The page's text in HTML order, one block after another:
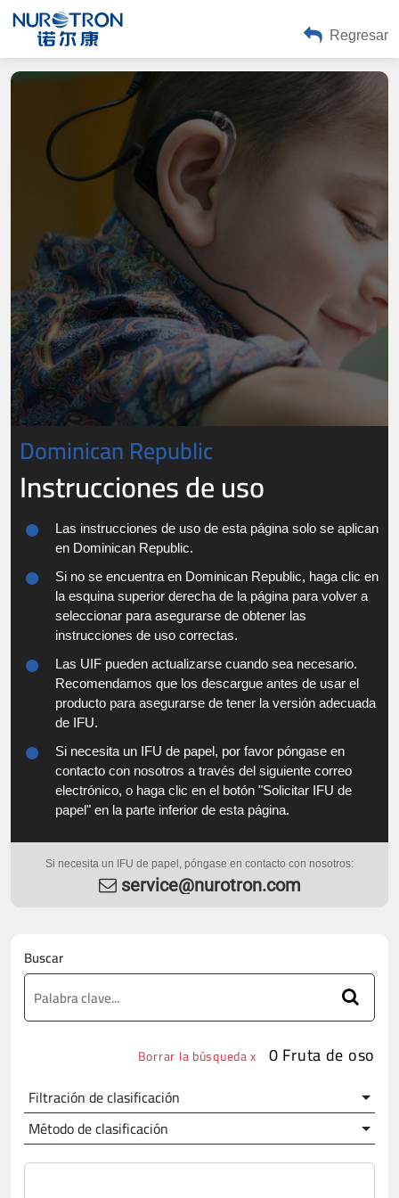
Regresar
Dominican Republic
Instrucciones de uso
Las instrucciones de uso de esta página solo se aplican
en Dominican Republic.
Si no se encuentra en Dominican Republic, haga clic en
la esquina superior derecha de la página para volver a
seleccionar para asegurarse de obtener las
instrucciones de uso correctas.
Las UIF pueden actualizarse cuando sea necesario.
Recomendamos que los descargue antes de usar el
producto para asegurarse de tener la versión adecuada
de IFU.
Si necesita un IFU de papel, por favor póngase en
contacto con nosotros a través del siguiente correo
electrónico, o haga clic en el botón "Solicitar IFU de
papel" en la parte inferior de esta página.
Si necesita un IFU de papel, póngase en contacto con nosotros:
service@nurotron.com
Buscar
Borrar la búsqueda x 0 Fruta de oso
Filtración de clasificación
Método de clasificación